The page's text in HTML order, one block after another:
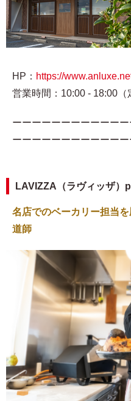
HP： https://
営業時間：10:00 - 18:00（
ーーーーーーーーーーー
ーーーーーーーーーーー
LAVIZZA（ラヴィッザ
名店でのベーカリー担当
道師